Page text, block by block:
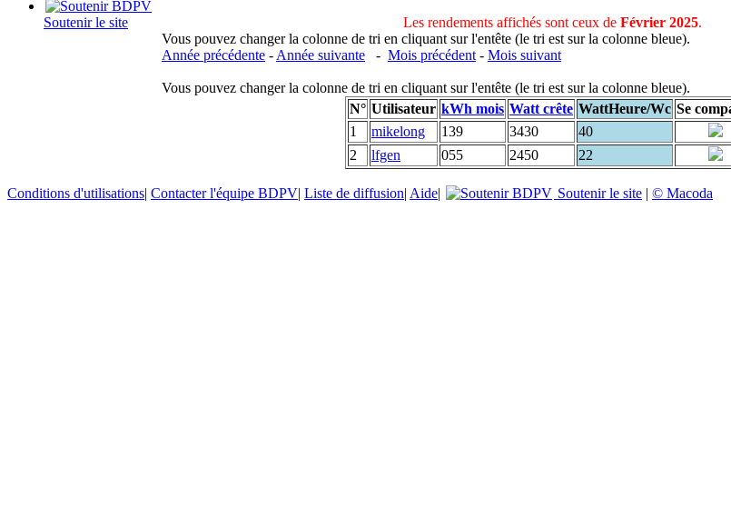
Soutenir le site
Les rendements affichés sont ceux de Février 2025.
Vous pouvez changer la colonne de tri en cliquant sur l'entête (le tri est sur la colonne bleue).
Année précédente - Année suivante - Mois précédent - Mois suivant
Vous pouvez changer la colonne de tri en cliquant sur l'entête (le tri est sur la colonne bleue).
N° Utilisateur kWh mois Watt crête WattHeure/Wc Se
1
mikelong 139 3430
40
2
lfgen 055 2450 22
Conditions d'utilisations| Contacter l'équipe BDPV| Liste de diffusion| Aide| Soutenir le site | © Macoda